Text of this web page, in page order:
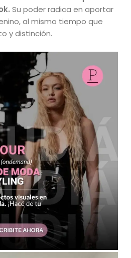
Su poder radica en aportar
al mismo tiempo que
y distinción.